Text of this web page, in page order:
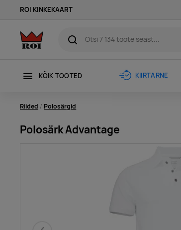
ROI KINKEKAART
KÕIK TOOTED KIIRTARNE
Riided Polosärgid
Polosärk Advantage